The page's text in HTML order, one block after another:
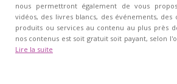
nous permettront également de vous
vidéos, des livres blancs, des événements, des
produits ou services au contenu au plus près
nos contenus est soit gratuit soit payant, selon
Lire la suite